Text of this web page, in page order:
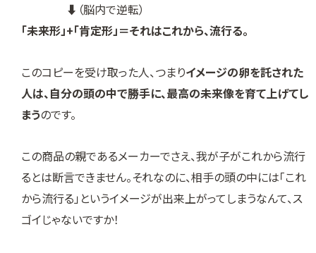
⬇（脳内で逆転）
「未来形」+「肯定形」＝それはこれから、流行る。
このコピーを受け取った人、つまりイメージの卵を託された
人は、自分の頭の中で勝手に、最高の未来像を育て上げてし
まうのです。
この商品の親であるメーカーでさえ、我が子がこれから流行
るとは断言できません。それなのに、相手の頭の中には「これ
から流行る」というイメージが出来上がってしまうなんて、ス
ゴイじゃないですか！